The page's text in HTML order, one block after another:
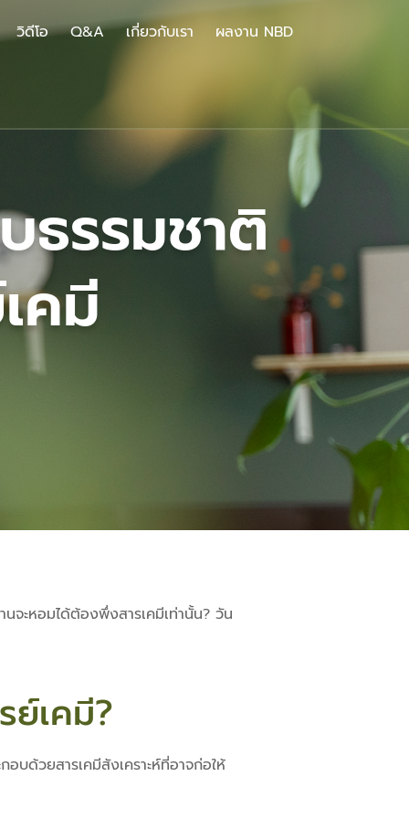
วิดีโอ Q&A เกี่ยวกับเรา ผลงาน NBD
ธรรมชาติ
คมี
นจะหอมได้ต้องพึ่งสารเคมีเท่านั้น? วัน
ย์เคมี?
บด้วยสารเคมีสังเคราะห์ที่อาจก่อให้